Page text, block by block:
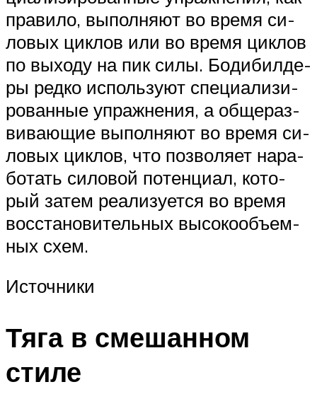
пра­ви­ло, вы­пол­ня­ют во время си­
ло­вых циклов или во вре­мя цик­лов
по выходу на пик силы. Бо­ди­бил­де­
ры редко ис­поль­зу­ют спе­ци­а­ли­зи­
ро­ван­ные уп­раж­не­ния, а об­ще­раз­
ви­ва­ю­щие вы­пол­ня­ют во время си­
ло­вых циклов, что поз­во­ля­ет на­ра­
бо­тать си­ло­вой по­тен­ци­ал, ко­то­
рый затем ре­а­ли­зу­ет­ся во время
вос­ста­но­ви­тель­ных вы­со­ко­объ­ем­
ных схем.
Источники
Тяга в смешанном
стиле